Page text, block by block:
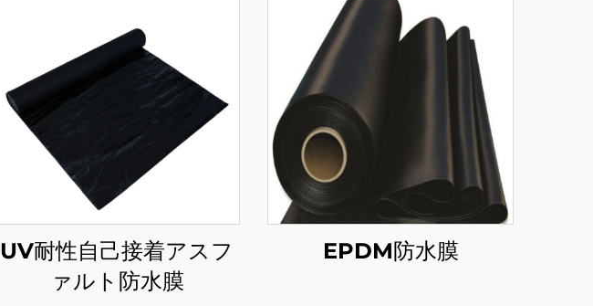
UV耐性自己接着アスフ
ァルト防水膜
EPDM防水膜